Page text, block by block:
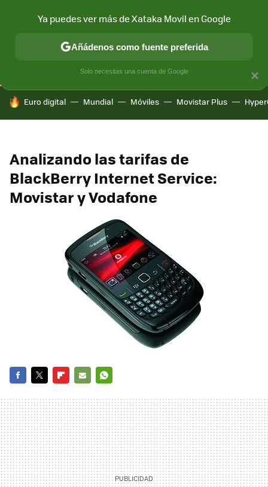
CONECTIVIDAD MÓVIL Y SOCIEDAD APLICACIONES
HOY SE HABLA DE
Euro digital Mundial Móviles Movistar Plus
Analizando las tarifas de
BlackBerry Internet Service:
Movistar y Vodafone
MAIL
×
Ya puedes ver más de Xataka Movil en Google
Añádenos como fuente preferida
Solo necesitas una cuenta de Google